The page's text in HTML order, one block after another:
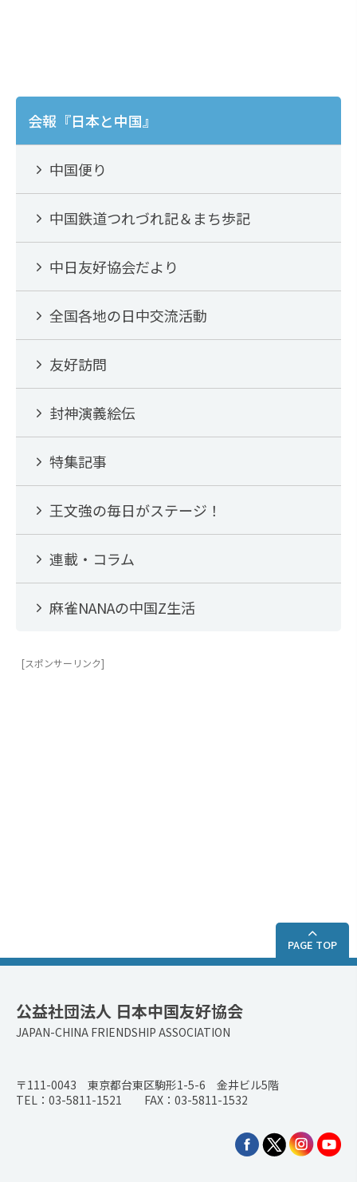
k
会報『日本と中国』
中国便り
中国鉄道つれづれ記＆まち歩記
中日友好協会だより
全国各地の日中交流活動
友好訪問
封神演義絵伝
特集記事
王文強の毎日がステージ！
連載・コラム
麻雀NANAの中国Z生活
[スポンサーリンク]
PAGE TOP
公益社団法人 日本中国友好協会
JAPAN-CHINA FRIENDSHIP ASSOCIATION
〒111-0043 東京都台東区駒形1-5-6 金井ビル5階
TEL：03-5811-1521 FAX：03-5811-1532